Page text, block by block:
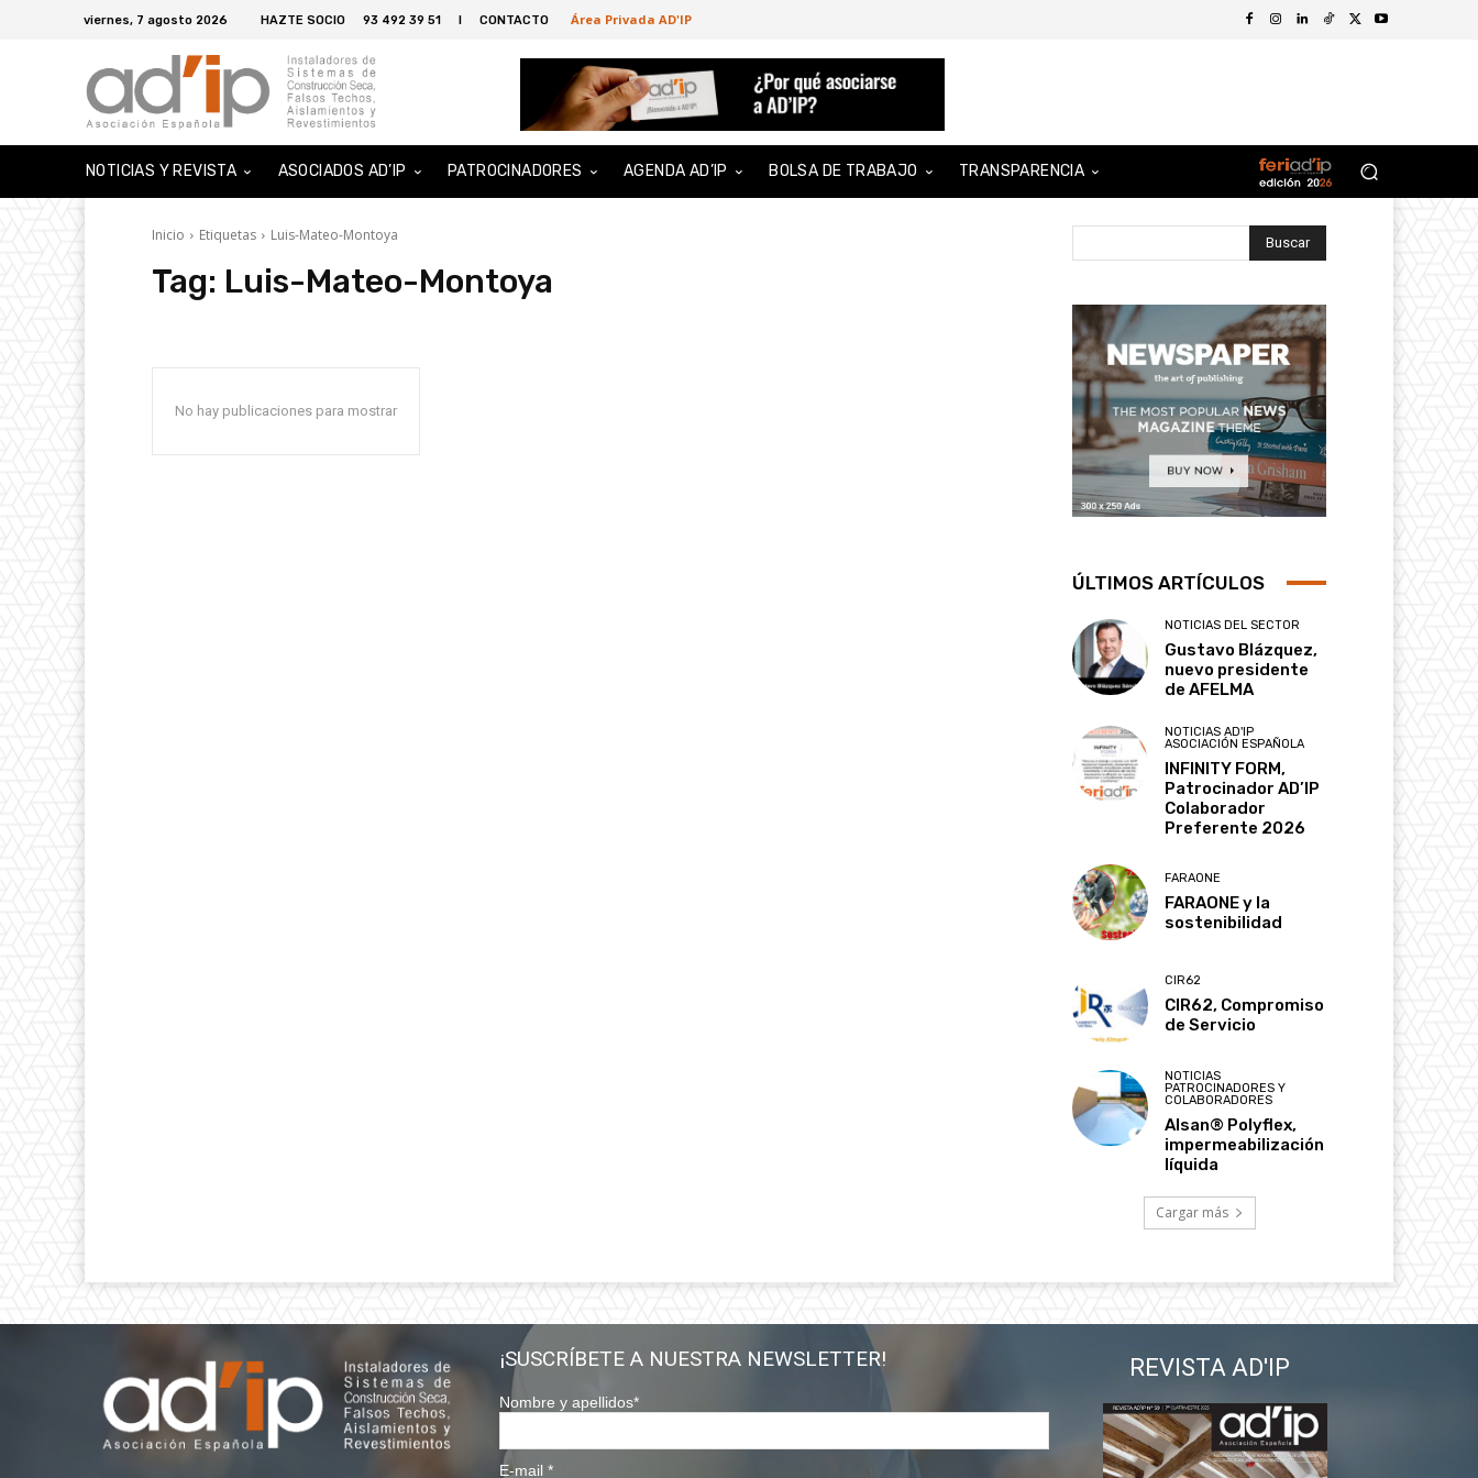
viernes, 7 agosto 2026 HAZTE SOCIO 93 492 39 51 I CONTACTO Área Privada AD'IP
NOTICIAS Y REVISTA ASOCIADOS AD’IP PATROCINADORES AGENDA AD’IP BOLSA DE TRABAJO TRANSPARENCIA
Inicio Etiquetas Luis-Mateo-Montoya
Tag: Luis-Mateo-Montoya
No hay publicaciones para mostrar
Buscar
ÚLTIMOS ARTÍCULOS
NOTICIAS DEL SECTOR
Gustavo Blázquez,
nuevo presidente
de AFELMA
NOTICIAS AD'IP
ASOCIACIÓN ESPAÑOLA
INFINITY FORM,
Patrocinador AD’IP
Colaborador
Preferente 2026
FARAONE
FARAONE y la
sostenibilidad
CIR62
CIR62, Compromiso
de Servicio
NOTICIAS
PATROCINADORES Y
COLABORADORES
Alsan® Polyflex,
impermeabilización
líquida
Cargar más
¡SUSCRÍBETE A NUESTRA NEWSLETTER!
Nombre y apellidos*
E-mail*
REVISTA AD'IP